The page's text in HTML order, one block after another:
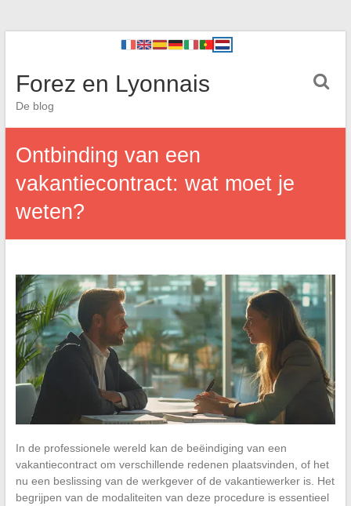
Forez en Lyonnais
De blog
Ontbinding van een
vakantiecontract: wat moet je
weten?
In de professionele wereld kan de beëindiging van een
vakantiecontract om verschillende redenen plaatsvinden, of het
nu een beslissing van de werkgever of de vakantiewerker is. Het
begrijpen van de modaliteiten van deze procedure is essentieel